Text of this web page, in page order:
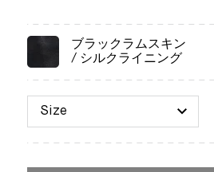
ブラックラムスキン
/ シルクライニング
Size